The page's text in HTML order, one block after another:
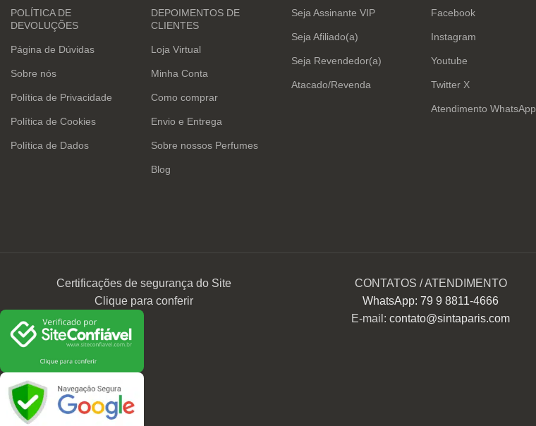
POLÍTICA DE
DEVOLUÇÕES
Página de Dúvidas
Sobre nós
Política de Privacidade
Política de Cookies
Política de Dados
DEPOIMENTOS DE
CLIENTES
Loja Virtual
Minha Conta
Como comprar
Envio e Entrega
Sobre nossos Perfumes
Blog
Seja Assinante VIP
Seja Afiliado(a)
Seja Revendedor(a)
Atacado/Revenda
Facebook
Instagram
Youtube
Twitter X
Atendimento WhatsApp
Certificações de segurança do Site
Clique para conferir
CONTATOS / ATENDIMENTO
WhatsApp: 79 9 8811-4666
E-mail:contato@sintaparis.com